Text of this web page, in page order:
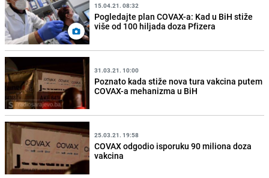
15.04.21. 08:32
Pogledajte plan COVAX-a: Kad u BiH stiže
više od 100 hiljada doza Pfizera
31.03.21. 10:00
Poznato kada stiže nova tura vakcina putem
COVAX-a mehanizma u BiH
25.03.21. 19:58
COVAX odgodio isporuku 90 miliona doza
vakcina